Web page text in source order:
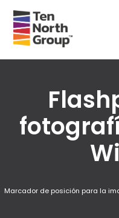
Marcador de posición para la